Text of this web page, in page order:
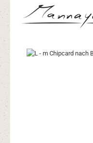
Omitir galería de imágenes